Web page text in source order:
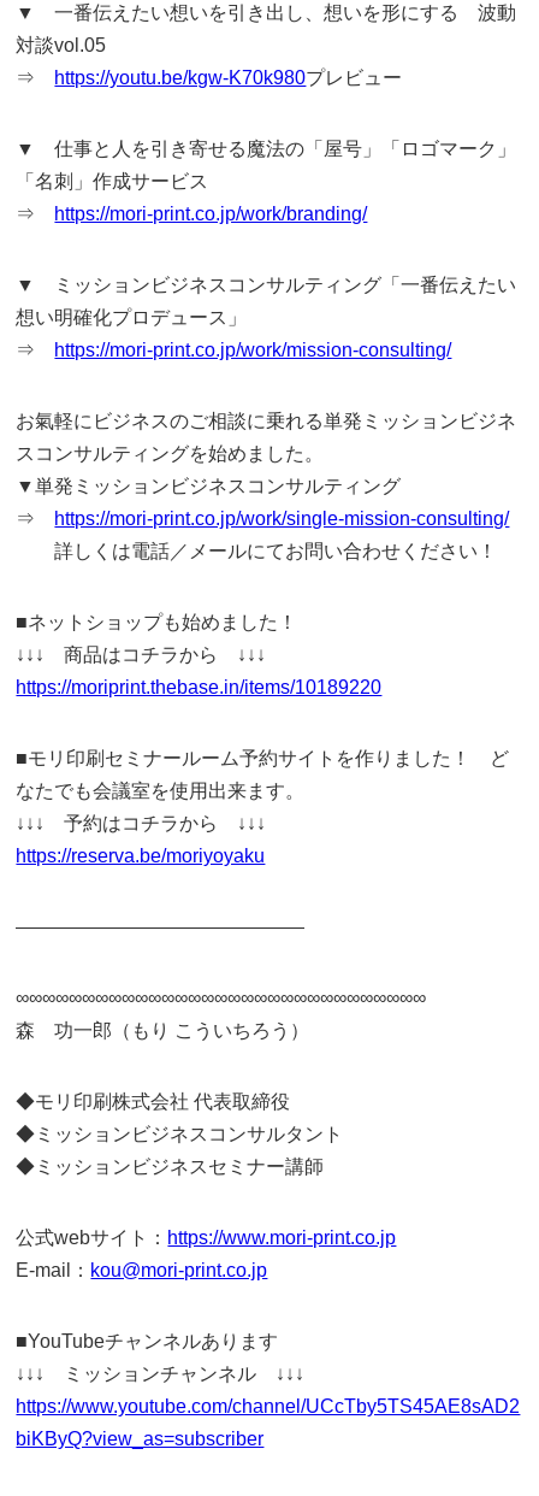
▼ 一番伝えたい想いを引き出し、想いを形にする 波動
対談vol.05
⇒ https://youtu.be/kgw-K70k980プレビュー
▼ 仕事と人を引き寄せる魔法の「屋号」「ロゴマーク」
「名刺」作成サービス
⇒ https://mori-print.co.jp/work/branding/
▼ ミッションビジネスコンサルティング「一番伝えたい
想い明確化プロデュース」
⇒ https://mori-print.co.jp/work/mission-consulting/
お氣軽にビジネスのご相談に乗れる単発ミッションビジネ
スコンサルティングを始めました。
▼単発ミッションビジネスコンサルティング
⇒ https://mori-print.co.jp/work/single-mission-consulting/
詳しくは電話／メールにてお問い合わせください！
■ネットショップも始めました！
↓↓↓ 商品はコチラから ↓↓↓
https://moriprint.thebase.in/items/10189220
■モリ印刷セミナールーム予約サイトを作りました！ ど
なたでも会議室を使用出来ます。
↓↓↓ 予約はコチラから ↓↓↓
https://reserva.be/moriyoyaku
———————————————
∞∞∞∞∞∞∞∞∞∞∞∞∞∞∞∞∞∞∞∞∞∞∞∞∞∞∞∞∞∞∞
森 功一郎（もり こういちろう）
◆モリ印刷株式会社 代表取締役
◆ミッションビジネスコンサルタント
◆ミッションビジネスセミナー講師
公式webサイト： https://www.mori-print.co.jp
E-mail： kou@mori-print.co.jp
■YouTubeチャンネルあります
↓↓↓ ミッションチャンネル ↓↓↓
https://www.youtube.com/channel/UCcTby5TS45AE8sAD2
biKByQ?view_as=subscriber